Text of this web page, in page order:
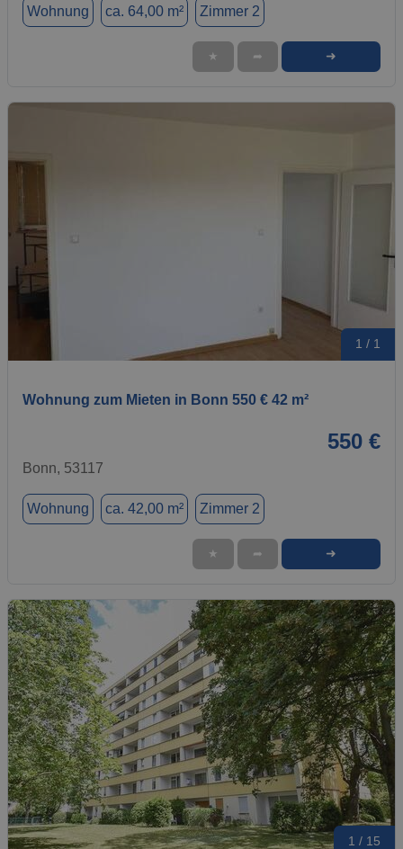
Wohnung ca. 64,00 m² Zimmer 2
★ ➦ ➜
1 / 1
Wohnung zum Mieten in Bonn 550 € 42 m²
550 €
Bonn, 53117
Wohnung ca. 42,00 m² Zimmer 2
★ ➦ ➜
1 / 15